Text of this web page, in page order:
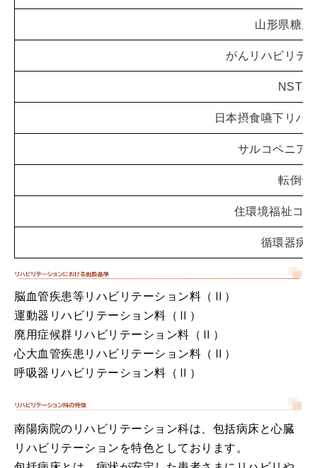
山形県糖尿
がんリハビリテ
NST専
日本摂食嚥下リハ
サルコペニア
転倒予
住環境福祉コ
循環器病
脳血管疾患等リハビリテーション料（Ⅱ）
運動器リハビリテーション料（Ⅱ）
廃用症候群リハビリテーション料（Ⅱ）
心大血管疾患リハビリテーション料（Ⅱ）
呼吸器リハビリテーション料（Ⅱ）
南陽病院のリハビリテーション科は、包括病床と心臓
リハビリテーションを特色としております。